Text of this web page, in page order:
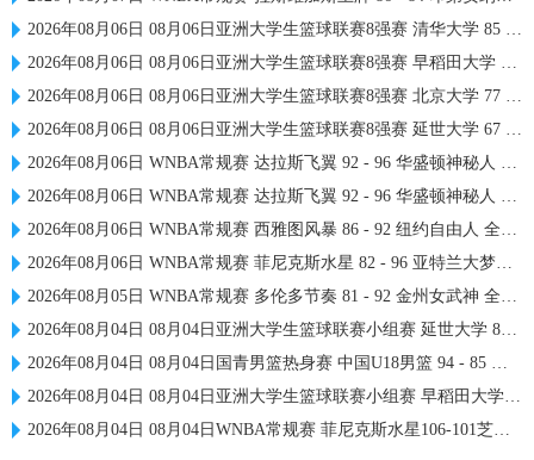
2026年08月06日 08月06日亚洲大学生篮球联赛8强赛 清华大学 85 - 81 菲律宾大学 集锦
2026年08月06日 08月06日亚洲大学生篮球联赛8强赛 早稻田大学 78 - 71 高丽大学 集锦
2026年08月06日 08月06日亚洲大学生篮球联赛8强赛 北京大学 77 - 79 上海交通大学 集锦
2026年08月06日 08月06日亚洲大学生篮球联赛8强赛 延世大学 67 - 72 政治大学 集锦
2026年08月06日 WNBA常规赛 达拉斯飞翼 92 - 96 华盛顿神秘人 全场集锦
2026年08月06日 WNBA常规赛 达拉斯飞翼 92 - 96 华盛顿神秘人 全场集锦
2026年08月06日 WNBA常规赛 西雅图风暴 86 - 92 纽约自由人 全场集锦
2026年08月06日 WNBA常规赛 菲尼克斯水星 82 - 96 亚特兰大梦想 全场集锦
2026年08月05日 WNBA常规赛 多伦多节奏 81 - 92 金州女武神 全场集锦
2026年08月04日 08月04日亚洲大学生篮球联赛小组赛 延世大学 82 - 83 北京大学 集锦
2026年08月04日 08月04日国青男篮热身赛 中国U18男篮 94 - 85 加拿大大卫·安篮球学院 集锦
2026年08月04日 08月04日亚洲大学生篮球联赛小组赛 早稻田大学 71 - 86 清华大学 集锦
2026年08月04日 08月04日WNBA常规赛 菲尼克斯水星106-101芝加哥天空 全场集锦